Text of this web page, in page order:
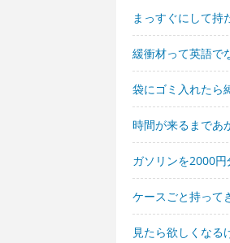
まっすぐにして持
緩衝材って英語で
袋にゴミ入れたら
時間が来るまであ
ガソリンを2000
ケースごと持って
見たら欲しくなる